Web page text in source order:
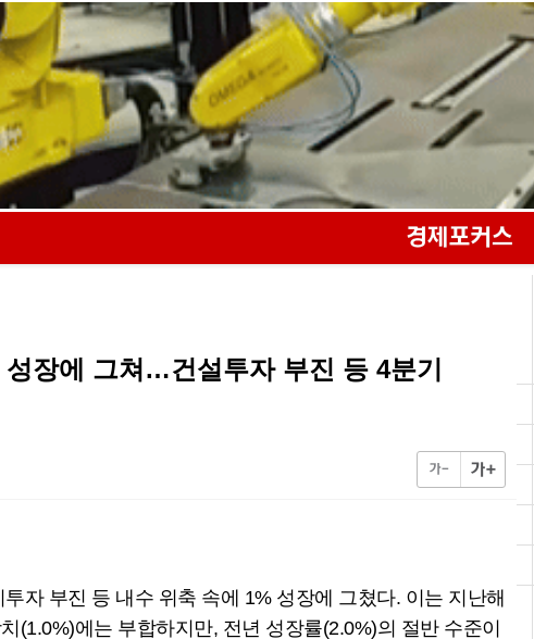
장에 그쳐…건설투자 부진 등 4분기
자 부진 등 내수 위축 속에 1% 성장에 그쳤다. 이는 지난해
(1.0%)에는 부합하지만, 전년 성장률(2.0%)의 절반 수준이